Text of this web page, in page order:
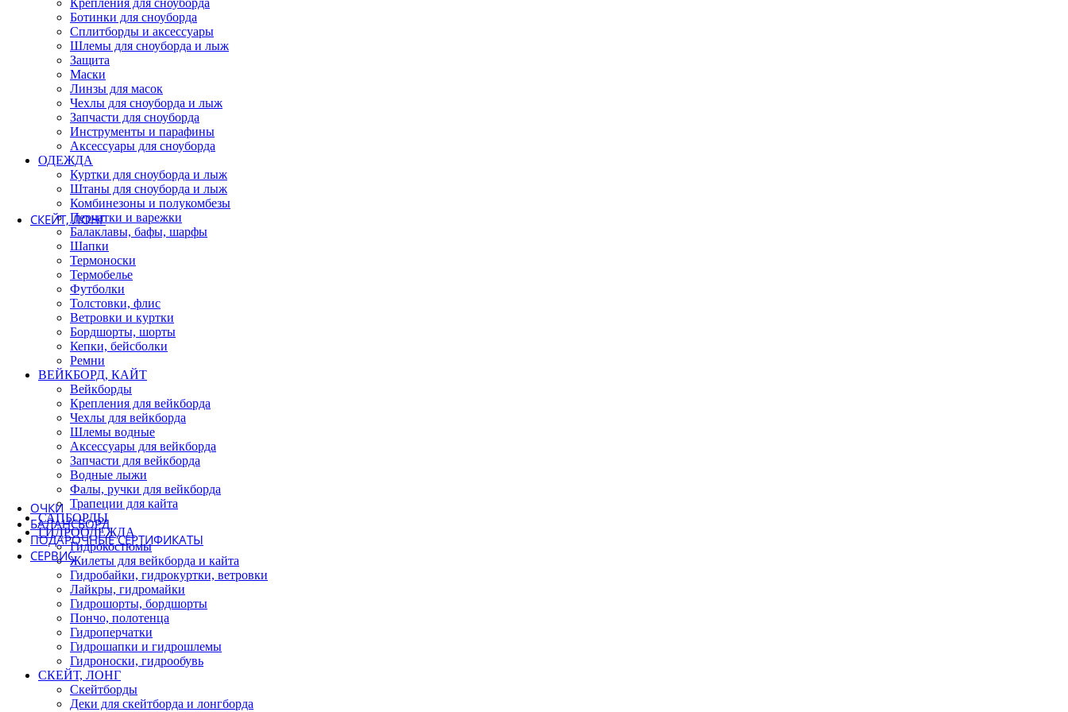
БАЛАКЛАВЫ | БАФЫ
ФЛИС | ТОЛСТОВКИ
ТЕРМОНОСКИ | НОСКИ
ТЕРМОБЕЛЬЕ
ФУТБОЛКИ | МАЙКИ
ТОЛСТОВКИ, БАЙКИ
ВЕТРОВКИ | КУРТКИ
ШОРТЫ | БОРДШОРТЫ
РЕМНИ
СКЕЙТ, ЛОНГ
ЛОНГБОРДЫ
СКЕЙТБОРДЫ
СЕРФСКЕЙТЫ
ДЕКИ
ПОДВЕСКИ | ТРАКИ
ПОДШИПНИКИ
КОЛЕСА
БУШИНГИ
ШКУРКИ
ВИНТЫ
ПОДКЛАДКИ | ПРОСТАВКИ
ШЛЕМЫ СКЕЙТ | ВЕЛО
ЧЕХЛЫ СКЕЙТ | ЛОНГ
ОЧКИ
БАЛАНСБОРД
ПОДАРОЧНЫЕ СЕРТИФИКАТЫ
СЕРВИС
Ботинки для сноуборда
Сплитборды и аксессуары
Шлемы для сноуборда и лыж
Защита
Маски
Линзы для масок
Чехлы для сноуборда и лыж
Запчасти для сноуборда
Инструменты и парафины
Аксессуары для сноуборда
ОДЕЖДА
Куртки для сноуборда и лыж
Штаны для сноуборда и лыж
Комбинезоны и полукомбезы
Перчатки и варежки
Балаклавы, бафы, шарфы
Шапки
Термоноски
Термобелье
Футболки
Толстовки, флис
Ветровки и куртки
Бордшорты, шорты
Кепки, бейсболки
Ремни
ВЕЙКБОРД, КАЙТ
Вейкборды
Крепления для вейкборда
Чехлы для вейкборда
Шлемы водные
Аксессуары для вейкборда
Запчасти для вейкборда
Водные лыжи
Фалы, ручки для вейкборда
Трапеции для кайта
САПБОРДЫ
ГИДРООДЕЖДА
Гидрокостюмы
Жилеты для вейкборда и кайта
Гидробайки, гидрокуртки, ветровки
Лайкры, гидромайки
Гидрошорты, бордшорты
Пончо, полотенца
Гидроперчатки
Гидрошапки и гидрошлемы
Гидроноски, гидрообувь
СКЕЙТ, ЛОНГ
Скейтборды
Деки для скейтборда и лонгборда